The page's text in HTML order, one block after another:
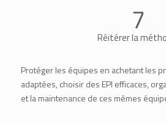
7
Réitérer la
Protéger les équipes en achetant les
adaptées, choisir des EPI efficaces,
et la maintenance de ces mêmes